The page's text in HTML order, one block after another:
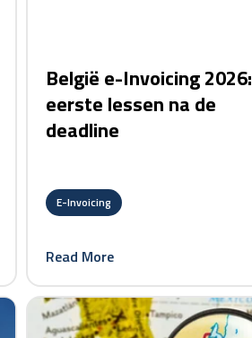
België e-Invoicing 2026:
eerste lessen na de
deadline
E-Invoicing
Read More
card link